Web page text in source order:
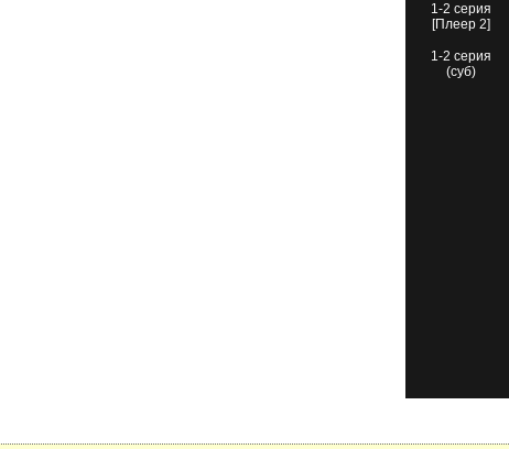
1-2 серия
[Плеер 2]
1-2 серия
(суб)